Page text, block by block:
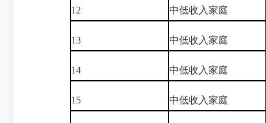
12 中低收入家庭
13 中低收入家庭
14 中低收入家庭
15 中低收入家庭